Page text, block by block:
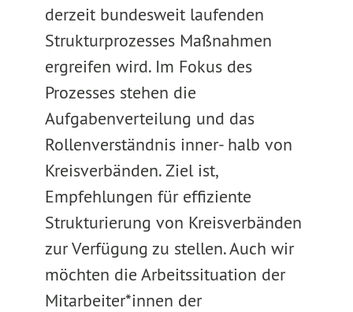
derzeit bundesweit laufenden
Strukturprozesses Maßnahmen
ergreifen wird. Im Fokus des
Prozesses stehen die
Aufgabenverteilung und das
Rollenverständnis inner- halb von
Kreisverbänden. Ziel ist,
Empfehlungen für effiziente
Strukturierung von Kreisverbänden
zur Verfügung zu stellen. Auch wir
möchten die Arbeitssituation der
Mitarbeiter*innen der